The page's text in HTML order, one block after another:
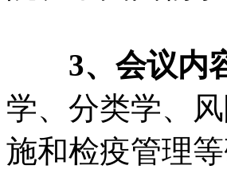
3、会议内
学、分类学、
施和检疫管理等